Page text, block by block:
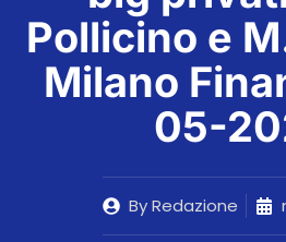
Pollicino e
Milano
05-
ByRedazione